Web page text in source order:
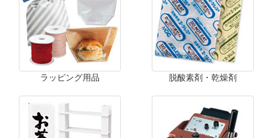
ラッピング用品 脱酸素剤・乾燥剤